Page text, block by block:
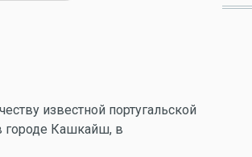
известной португальской
городе Кашкайш, в